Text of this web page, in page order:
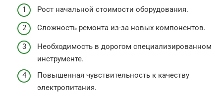
Рост начальной стоимости оборудования.
Сложность ремонта из-за новых компонентов.
Необходимость в дорогом специализированном
инструменте.
Повышенная чувствительность к качеству
электропитания.